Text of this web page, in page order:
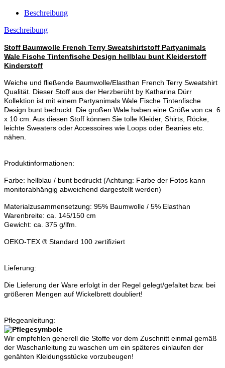
Beschreibung
Beschreibung
Stoff Baumwolle French Terry Sweatshirtstoff Partyanimals
Wale Fische Tintenfische Design hellblau bunt Kleiderstoff
Kinderstoff
Weiche und fließende Baumwolle/Elasthan French Terry Sweatshirt
Qualität. Dieser Stoff aus der Herzberüht by Katharina Dürr
Kollektion ist mit einem Partyanimals Wale Fische Tintenfische
Design bunt bedruckt. Die großen Wale haben eine Größe von ca. 6
x 10 cm. Aus diesen Stoff können Sie tolle Kleider, Shirts, Röcke,
leichte Sweaters oder Accessoires wie Loops oder Beanies etc.
nähen.
Produktinformationen:
Farbe: hellblau / bunt bedruckt (Achtung: Farbe der Fotos kann
monitorabhängig abweichend dargestellt werden)
Materialzusammensetzung: 95% Baumwolle / 5% Elasthan
Warenbreite: ca. 145/150 cm
Gewicht: ca. 375 g/lfm.
OEKO-TEX ® Standard 100 zertifiziert
Lieferung:
Die Lieferung der Ware erfolgt in der Regel gelegt/gefaltet bzw. bei
größeren Mengen auf Wickelbrett doubliert!
Pflegeanleitung:
Wir empfehlen generell die Stoffe vor dem Zuschnitt einmal gemäß
der Waschanleitung zu waschen um ein späteres einlaufen der
genähten Kleidungsstücke vorzubeugen!